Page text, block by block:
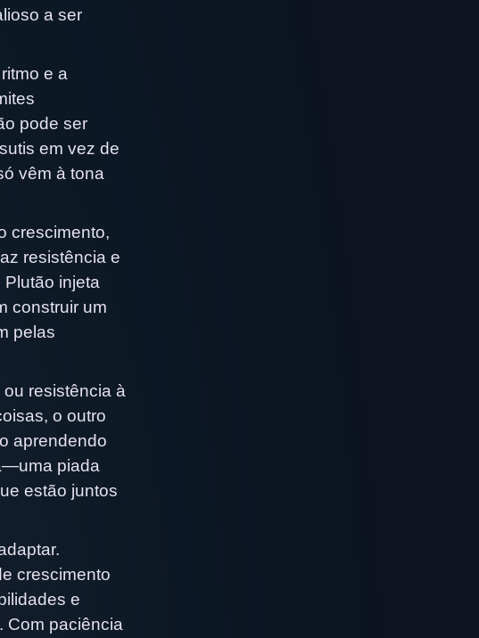
a ser
e a
pode ser
em vez de
vêm à tona
crescimento,
resistência e
injeta
construir um
pelas
resistência à
o outro
aprendendo
piada
estão juntos
crescimento
e
Com paciência